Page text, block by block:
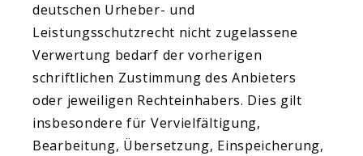
deutschen Urheber- und
Leistungsschutzrecht nicht zugelassene
Verwertung bedarf der vorherigen
schriftlichen Zustimmung des Anbieters
oder jeweiligen Rechteinhabers. Dies gilt
insbesondere für Vervielfältigung,
Bearbeitung, Übersetzung, Einspeicherung,